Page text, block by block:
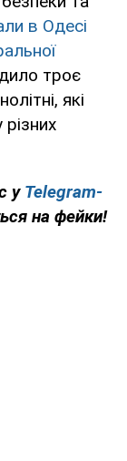
в Одесі
троє
які
у Telegram-
на фейки!